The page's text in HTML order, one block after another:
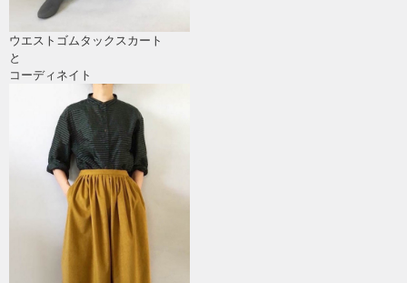
ウエストゴムタックスカート
と
コーディネイト